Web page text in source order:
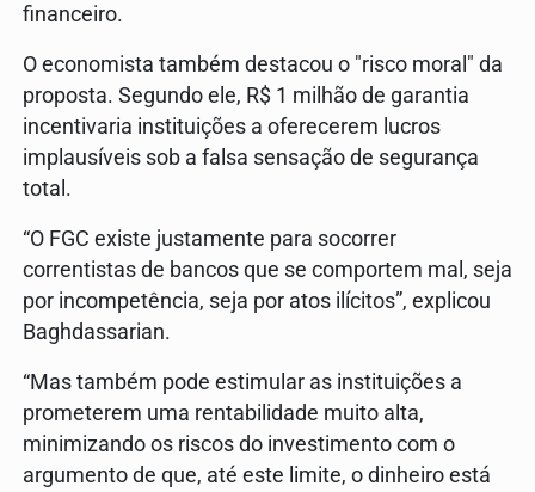
financeiro.
O economista também destacou o "risco moral" da
proposta. Segundo ele, R$ 1 milhão de garantia
incentivaria instituições a oferecerem lucros
implausíveis sob a falsa sensação de segurança
total.
“O FGC existe justamente para socorrer
correntistas de bancos que se comportem mal, seja
por incompetência, seja por atos ilícitos”, explicou
Baghdassarian.
“Mas também pode estimular as instituições a
prometerem uma rentabilidade muito alta,
minimizando os riscos do investimento com o
argumento de que, até este limite, o dinheiro está